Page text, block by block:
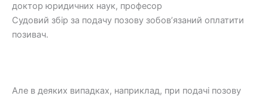
доктор юридичних наук, професор
Судовий збір за подачу позову зобов’язаний оплатити
позивач.
Але в деяких випадках, наприклад, при подачі позову